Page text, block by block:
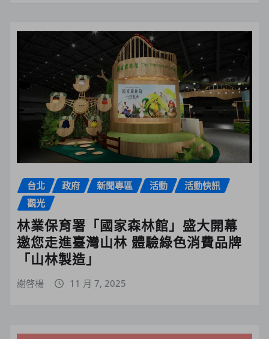
台北 政府 新聞專區 活動
活動快訊
觀光
林業保育署「國家森林館」盛大開幕
邀您走進臺灣山林 體驗綠色消費品牌
「山林製造」
謝啓楊 11 月 7, 2025